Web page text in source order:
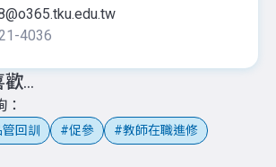
4036
...
回訓 促參
教師在職進修